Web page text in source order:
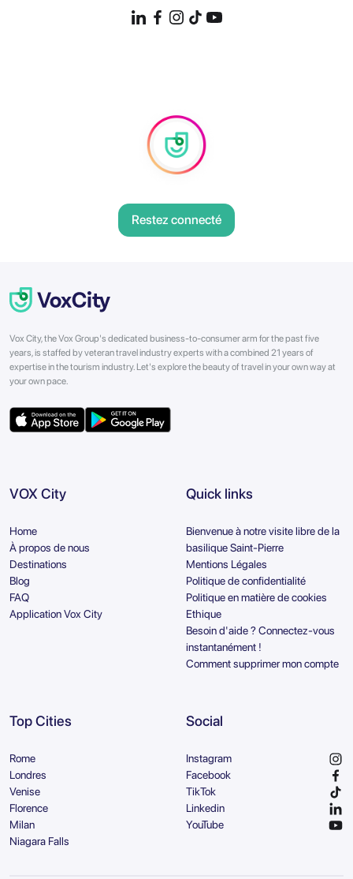
Restez connecté
Vox City, the Vox Group's dedicated business-to-consumer arm for the past five
years, is staffed by veteran travel industry experts with a combined 21 years of
expertise in the tourism industry. Let's explore the beauty of travel in your own way at
your own pace.
VOX City
Home
À propos de nous
Destinations
Blog
FAQ
Application Vox City
Quick links
Bienvenue à notre visite libre de la
basilique Saint-Pierre
Mentions Légales
Politique de confidentialité
Politique en matière de cookies
Ethique
Besoin d'aide ? Connectez-vous
instantanément !
Comment supprimer mon compte
Top Cities
Rome
Londres
Venise
Florence
Milan
Niagara Falls
Social
Instagram
Facebook
TikTok
Linkedin
YouTube